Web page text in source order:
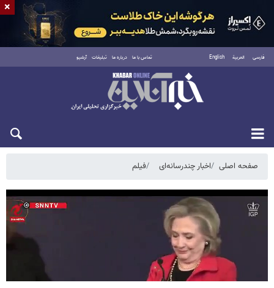
فارسی العربية English تماس با ما درباره ما تبلیغات آرشیو
پنجشنبه ۱۵ مرداد ۱۴۰۵
صفحه اصلی اخبار چندرسانه‌ای فیلم
×